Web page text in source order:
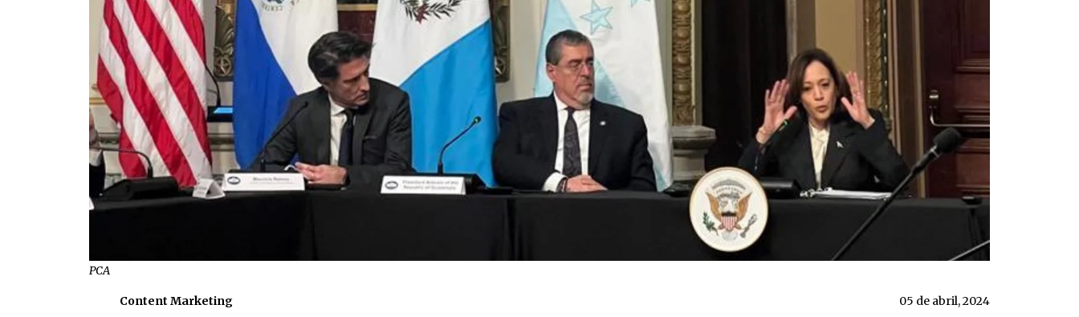
PCA
Content Marketing 05 de abril, 2024